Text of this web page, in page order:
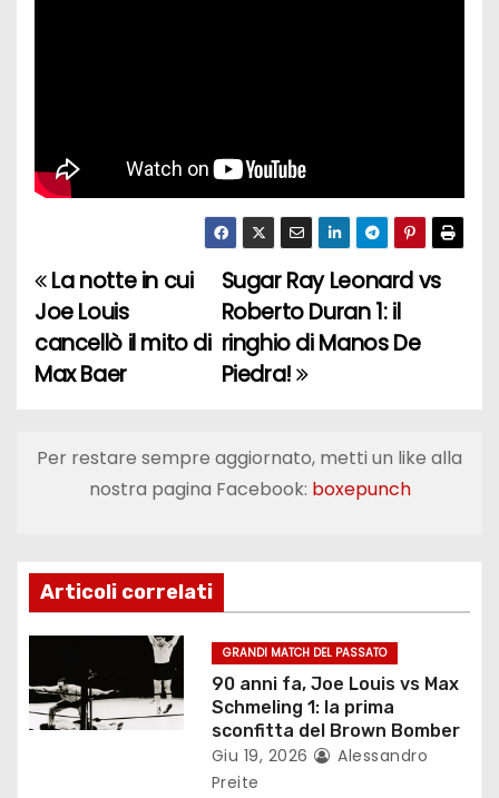
N
a
v
g
z
i
n
Sugar Ray Leonard vs
Roberto Duran 1: il
ringhio di Manos De
Piedra!
La notte in cui
Joe Louis
cancellò il mito di
Max Baer
Per restare sempre aggiornato, metti un like alla
nostra pagina Facebook: boxepunch
Articoli correlati
GRANDI MATCH DEL PASSATO
90 anni fa, Joe Louis vs Max
Schmeling 1: la prima
sconfitta del Brown Bomber
Giu 19, 2026
Alessandro
Preite